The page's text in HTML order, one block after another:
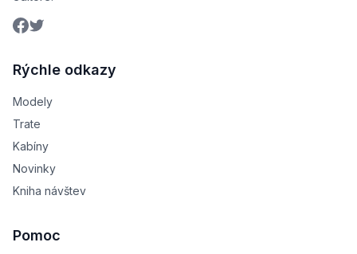
Rýchle odkazy
Modely
Trate
Kabíny
Novinky
Kniha návštev
Pomoc